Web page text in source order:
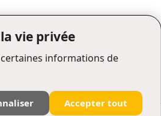
vie privée
informations de
Accepter tout